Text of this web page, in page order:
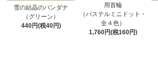
雪の結晶のバンダナ
（グリーン）
440円(税40円)
用首輪
（パステルミニドット・
全４色）
1,760円(税160円)